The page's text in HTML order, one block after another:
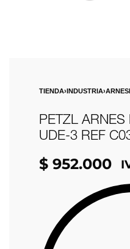
TIENDA›INDUSTRIA›
PETZL ARNES
UDE-3 REF
$ 952.000